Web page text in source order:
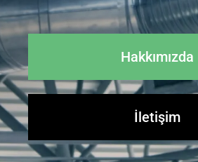
Hakkımızda
İletişim